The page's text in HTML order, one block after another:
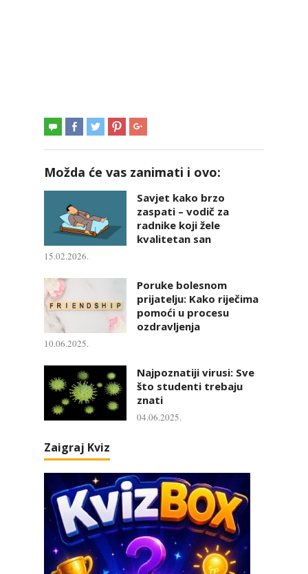
Možda će vas zanimati i ovo:
Savjet kako brzo
zaspati – vodič za
radnike koji žele
kvalitetan san
15.02.2026.
Poruke bolesnom
prijatelju: Kako riječima
pomoći u procesu
ozdravljenja
10.06.2025.
Najpoznatiji virusi: Sve
što studenti trebaju
znati
04.06.2025.
Zaigraj Kviz